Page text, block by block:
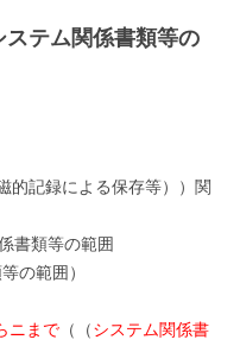
テム関係書類等の
的記録による保存等））関
書類等の範囲
の範囲）
ニまで （（システム関係書